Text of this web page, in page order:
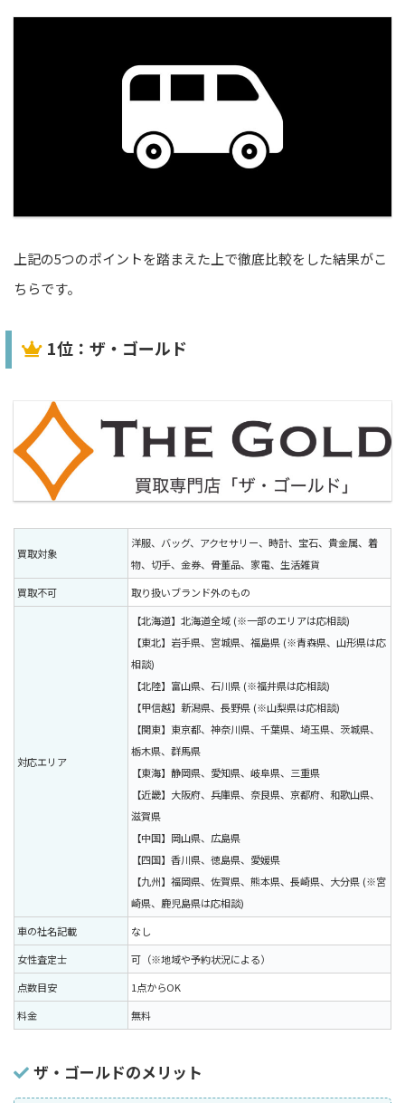
上記の5つのポイントを踏まえた上で徹底比較をした結果がこ
ちらです。
1位：ザ・ゴールド
買取対象
洋服、バッグ、アクセサリー、時計、宝石、貴金属、着
物、切手、金券、骨董品、家電、生活雑貨
買取不可
取り扱いブランド外のもの
対応エリア
【北海道】北海道全域 (※一部のエリアは応相談)
【東北】岩手県、宮城県、福島県 (※青森県、山形県は応
相談)
【北陸】富山県、石川県 (※福井県は応相談)
【甲信越】新潟県、長野県 (※山梨県は応相談)
【関東】東京都、神奈川県、千葉県、埼玉県、茨城県、
栃木県、群馬県
【東海】静岡県、愛知県、岐阜県、三重県
【近畿】大阪府、兵庫県、奈良県、京都府、和歌山県、
滋賀県
【中国】岡山県、広島県
【四国】香川県、徳島県、愛媛県
【九州】福岡県、佐賀県、熊本県、長崎県、大分県 (※宮
崎県、鹿児島県は応相談)
車の社名記載
なし
女性査定士
可（※地域や予約状況による）
点数目安
1点からOK
料金
無料
ザ・ゴールドのメリット